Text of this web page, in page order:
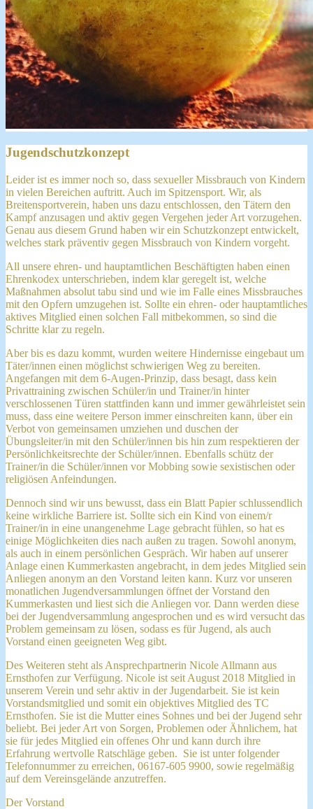
Jugendschutzkonzept
Leider ist es immer noch so, dass sexueller Missbrauch von Kindern
in vielen Bereichen auftritt. Auch im Spitzensport. Wir, als
Breitensportverein, haben uns dazu entschlossen, den Tätern den
Kampf anzusagen und aktiv gegen Vergehen jeder Art vorzugehen.
Genau aus diesem Grund haben wir ein Schutzkonzept entwickelt,
welches stark präventiv gegen Missbrauch von Kindern vorgeht.
All unsere ehren- und hauptamtlichen Beschäftigten haben einen
Ehrenkodex unterschrieben, indem klar geregelt ist, welche
Maßnahmen absolut tabu sind und wie im Falle eines Missbrauches
mit den Opfern umzugehen ist. Sollte ein ehren- oder hauptamtliches
aktives Mitglied einen solchen Fall mitbekommen, so sind die
Schritte klar zu regeln.
Aber bis es dazu kommt, wurden weitere Hindernisse eingebaut um
Täter/innen einen möglichst schwierigen Weg zu bereiten.
Angefangen mit dem 6-Augen-Prinzip, dass besagt, dass kein
Privattraining zwischen Schüler/in und Trainer/in hinter
verschlossenen Türen stattfinden kann und immer gewährleistet sein
muss, dass eine weitere Person immer einschreiten kann, über ein
Verbot von gemeinsamen umziehen und duschen der
Übungsleiter/in mit den Schüler/innen bis hin zum respektieren der
Persönlichkeitsrechte der Schüler/innen. Ebenfalls schütz der
Trainer/in die Schüler/innen vor Mobbing sowie sexistischen oder
religiösen Anfeindungen.
Dennoch sind wir uns bewusst, dass ein Blatt Papier schlussendlich
keine wirkliche Barriere ist. Sollte sich ein Kind von einem/r
Trainer/in in eine unangenehme Lage gebracht fühlen, so hat es
einige Möglichkeiten dies nach außen zu tragen. Sowohl anonym,
als auch in einem persönlichen Gespräch. Wir haben auf unserer
Anlage einen Kummerkasten angebracht, in dem jedes Mitglied sein
Anliegen anonym an den Vorstand leiten kann. Kurz vor unseren
monatlichen Jugendversammlungen öffnet der Vorstand den
Kummerkasten und liest sich die Anliegen vor. Dann werden diese
bei der Jugendversammlung angesprochen und es wird versucht das
Problem gemeinsam zu lösen, sodass es für Jugend, als auch
Vorstand einen geeigneten Weg gibt.
Des Weiteren steht als Ansprechpartnerin Nicole Allmann aus
Ernsthofen zur Verfügung. Nicole ist seit August 2018 Mitglied in
unserem Verein und sehr aktiv in der Jugendarbeit. Sie ist kein
Vorstandsmitglied und somit ein objektives Mitglied des TC
Ernsthofen. Sie ist die Mutter eines Sohnes und bei der Jugend sehr
beliebt. Bei jeder Art von Sorgen, Problemen oder Ähnlichem, hat
sie für jedes Mitglied ein offenes Ohr und kann durch ihre
Erfahrung wertvolle Ratschläge geben. Sie ist unter folgender
Telefonnummer zu erreichen, 06167-605 9900, sowie regelmäßig
auf dem Vereinsgelände anzutreffen.
Der Vorstand